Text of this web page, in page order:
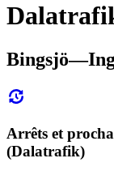
Arrêts et
(Dalatrafik)